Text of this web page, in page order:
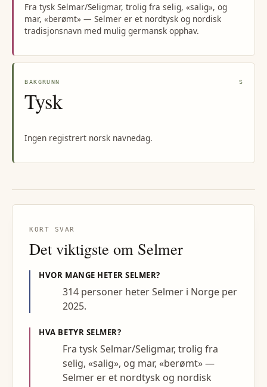
Fra tysk Selmar/Seligmar, trolig fra selig, «salig», og
mar, «berømt» — Selmer er et nordtysk og nordisk
tradisjonsnavn med mulig germansk opphav.
BAKGRUNN S
Tysk
Ingen registrert norsk navnedag.
KORT SVAR
Det viktigste om Selmer
HVOR MANGE HETERSELMER?
314 personer heter Selmer i Norge per
2025.
HVA BETYR SELMER?
Fra tysk Selmar/Seligmar, trolig fra
selig, «salig», og mar, «berømt» —
Selmer er et nordtysk og nordisk